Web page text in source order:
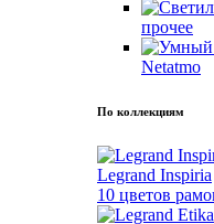
прочее
Netatmo
По коллекциям
Legrand Inspiria
10 цветов